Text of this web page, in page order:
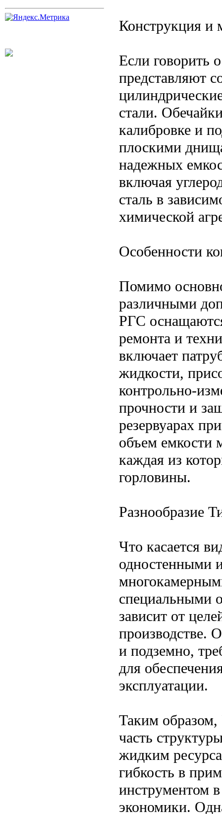
Конструкция и
Если говорить
представляют
стали.
калибровке и
плоскими
надежных
включая
сталь в
химической
Особенности
Помимо
различными
РГС
ремонта и
включает
жидкости,
контрольно-
прочности и
резервуарах
объем емкости
каждая из
горловины.
Разнообразие
Что касается
одностенными
специальными
зависит от
производстве.
и подземно,
для
эксплуатации.
Таким
часть
жидким
гибкость в
инструментом
экономики.